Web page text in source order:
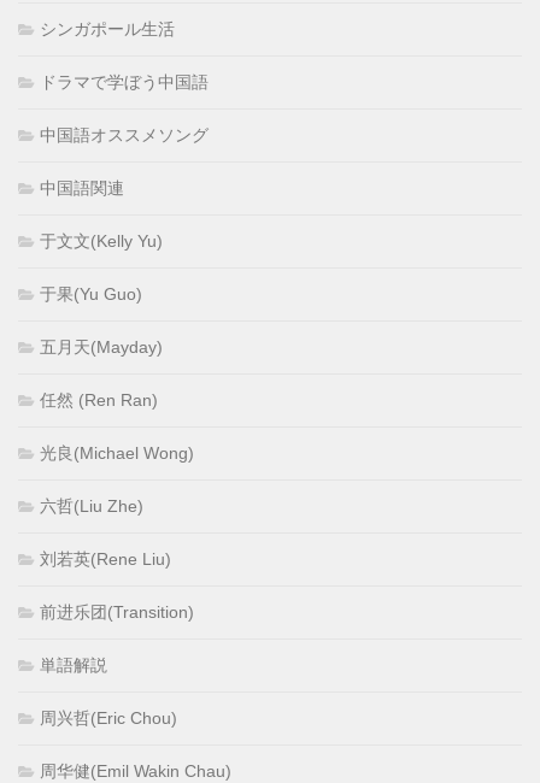
シンガポール生活
ドラマで学ぼう中国語
中国語オススメソング
中国語関連
于文文(Kelly Yu)
于果(Yu Guo)
五月天(Mayday)
任然 (Ren Ran)
光良(Michael Wong)
六哲(Liu Zhe)
刘若英(Rene Liu)
前进乐团(Transition)
単語解説
周兴哲(Eric Chou)
周华健(Emil Wakin Chau)